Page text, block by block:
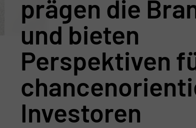
prägen die
und bieten
Perspektiven
Investoren